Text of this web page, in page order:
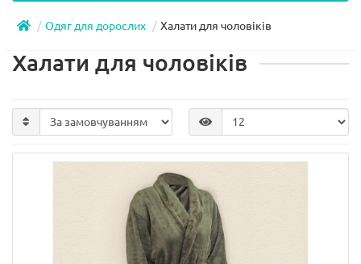
Одяг для дорослих Халати для чоловіків
Халати для чоловіків